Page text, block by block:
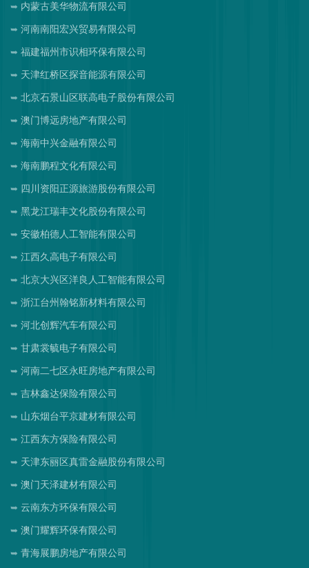
内蒙古美华物流有限公司
河南南阳宏兴贸易有限公司
福建福州市识相环保有限公司
天津红桥区探音能源有限公司
北京石景山区联高电子股份有限公司
澳门博远房地产有限公司
海南中兴金融有限公司
海南鹏程文化有限公司
四川资阳正源旅游股份有限公司
黑龙江瑞丰文化股份有限公司
安徽柏德人工智能有限公司
江西久高电子有限公司
北京大兴区洋良人工智能有限公司
浙江台州翰铭新材料有限公司
河北创辉汽车有限公司
甘肃裳毓电子有限公司
河南二七区永旺房地产有限公司
吉林鑫达保险有限公司
山东烟台平京建材有限公司
江西东方保险有限公司
天津东丽区真雷金融股份有限公司
澳门天泽建材有限公司
云南东方环保有限公司
澳门耀辉环保有限公司
青海展鹏房地产有限公司